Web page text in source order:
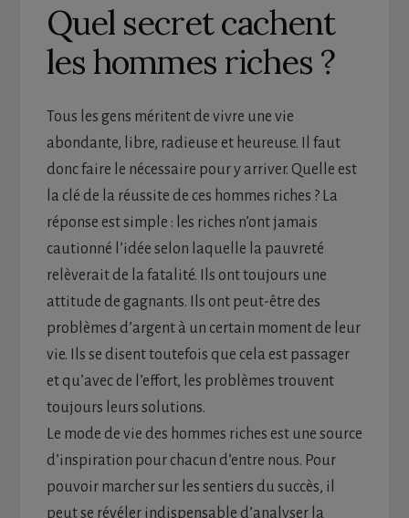
Quel secret cachent
les hommes riches ?
Tous les gens méritent de vivre une vie
abondante, libre, radieuse et heureuse. Il faut
donc faire le nécessaire pour y arriver. Quelle est
la clé de la réussite de ces hommes riches ? La
réponse est simple : les riches n’ont jamais
cautionné l’idée selon laquelle la pauvreté
relèverait de la fatalité. Ils ont toujours une
attitude de gagnants. Ils ont peut-être des
problèmes d’argent à un certain moment de leur
vie. Ils se disent toutefois que cela est passager
et qu’avec de l’effort, les problèmes trouvent
toujours leurs solutions.
Le mode de vie des hommes riches est une source
d’inspiration pour chacun d’entre nous. Pour
pouvoir marcher sur les sentiers du succès, il
peut se révéler indispensable d’analyser la